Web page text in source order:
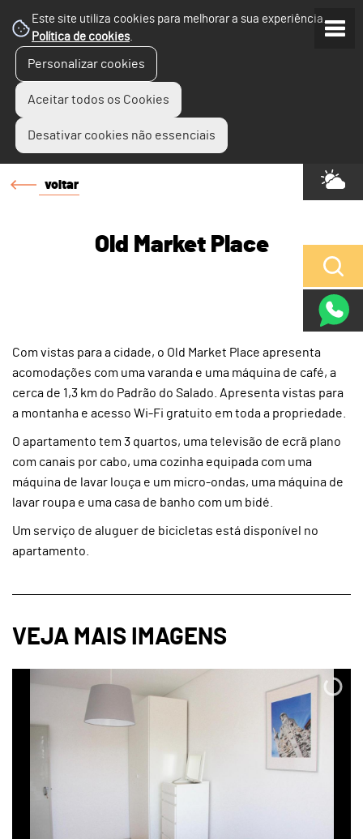
Este site utiliza cookies para melhorar a sua experiência.
Política de cookies.
Personalizar cookies
Aceitar todos os Cookies
Desativar cookies não essenciais
voltar
Old Market Place
Com vistas para a cidade, o Old Market Place apresenta
acomodações com uma varanda e uma máquina de café, a
cerca de 1,3 km do Padrão do Salado. Apresenta vistas para
a montanha e acesso Wi-Fi gratuito em toda a propriedade.
O apartamento tem 3 quartos, uma televisão de ecrã plano
com canais por cabo, uma cozinha equipada com uma
máquina de lavar louça e um micro-ondas, uma máquina de
lavar roupa e uma casa de banho com um bidé.
Um serviço de aluguer de bicicletas está disponível no
apartamento.